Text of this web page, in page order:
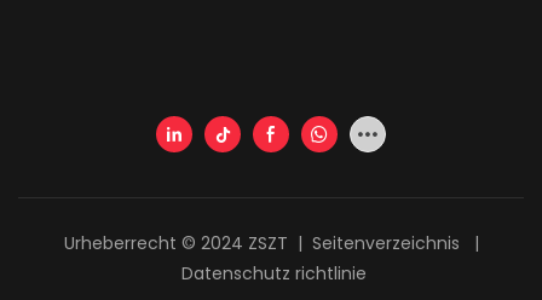
Urheberrecht © 2024 ZSZT | Seitenverzeichnis
|
Datenschutz richtlinie